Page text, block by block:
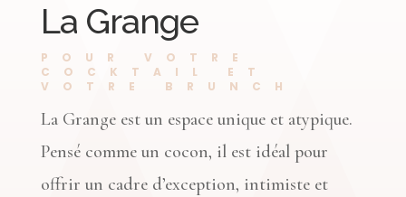
La Grange
POUR VOTRE
COCKTAIL ET
VOTRE BRUNCH
La Grange est un espace unique et atypique.
Pensé comme un cocon, il est idéal pour
offrir un cadre d’exception, intimiste et